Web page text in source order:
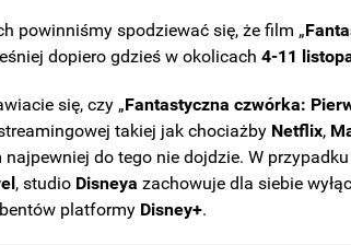
powinniśmy spodziewać się, że film „
dopiero gdzieś w okolicach 4-11
się, czy „Fantastyczna czwórka:
takiej jak chociażby Netflix,
najpewniej do tego nie dojdzie. W
, studio Disneya zachowuje dla siebie
platformy Disney+.